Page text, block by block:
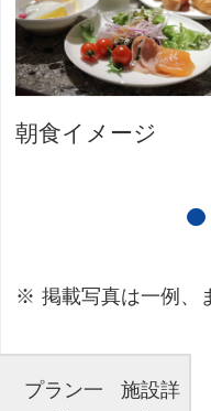
朝食イメージ
掲載写真は一例、
プラン一
施設詳